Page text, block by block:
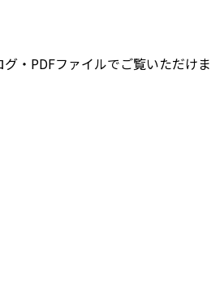
・PDFファイルでご覧いただけ